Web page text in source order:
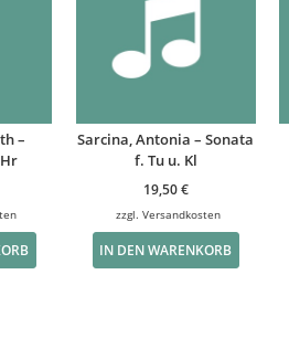
–
Sarcina, Antonia – Sonata
f. Tu u. Kl
19,50€
zzgl. Versandkosten
IN DEN WARENKORB